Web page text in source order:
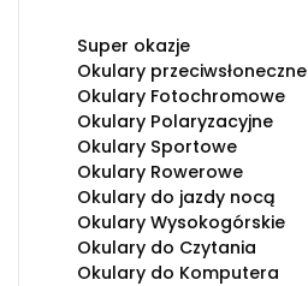
Super okazje
Okulary przeciwsłoneczne
Okulary Fotochromowe
Okulary Polaryzacyjne
Okulary Sportowe
Okulary Rowerowe
Okulary do jazdy nocą
Okulary Wysokogórskie
Okulary do Czytania
Okulary do Komputera